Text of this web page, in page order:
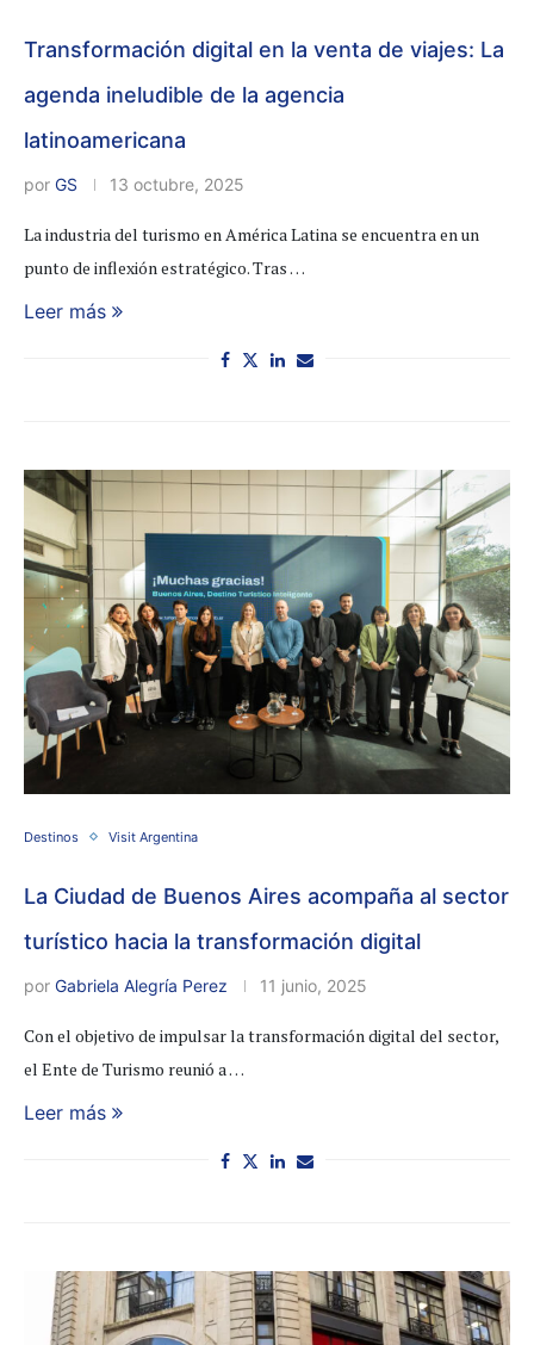
Transformación digital en la venta de viajes: La
agenda ineludible de la agencia
latinoamericana
por GS 13 octubre, 2025
La industria del turismo en América Latina se encuentra en un
punto de inflexión estratégico. Tras …
Leer más
Destinos Visit Argentina
La Ciudad de Buenos Aires acompaña al sector
turístico hacia la transformación digital
por Gabriela Alegría Perez 11 junio, 2025
Con el objetivo de impulsar la transformación digital del sector,
el Ente de Turismo reunió a …
Leer más